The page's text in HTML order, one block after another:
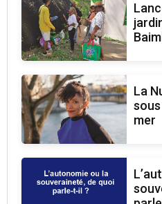
La
sous
mer